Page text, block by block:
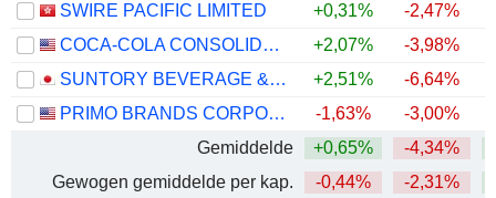
SWIRE PACIFIC LIMITED
+0,31% -2,47%
COCA-COLA CONSOLIDATED, INC.
+2,07% -3,98%
SUNTORY BEVERAGE & FOOD LIMITED
+2,51% -6,64%
PRIMO BRANDS CORPORATION
-1,63% -3,00%
Gemiddelde
+0,65% -4,34%
Gewogen gemiddelde per kap.
-0,44% -2,31%